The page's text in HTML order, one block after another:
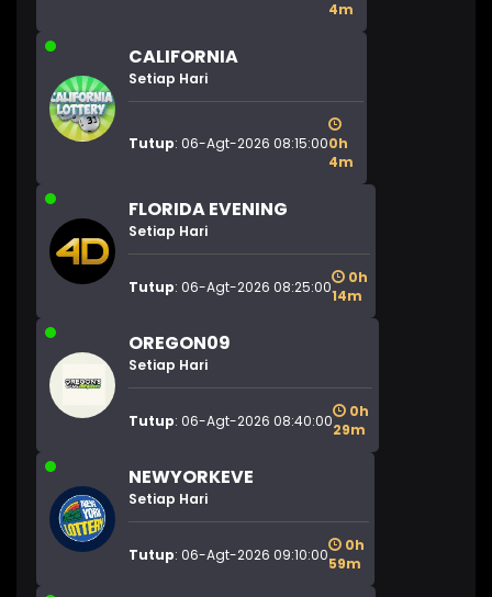
4m
CALIFORNIA
Setiap Hari
Tutup: 06-Agt-2026 08:15:000h
4m
FLORIDA EVENING
Setiap Hari
Tutup: 06-Agt-2026 08:25:00
0h
14m
OREGON09
Setiap Hari
Tutup: 06-Agt-2026 08:40:00
0h
29m
NEWYORKEVE
Setiap Hari
Tutup: 06-Agt-2026 09:10:00
0h
59m